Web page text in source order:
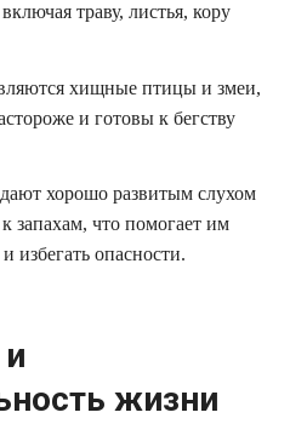
траву, листья, кору
хищные птицы и змеи,
и готовы к бегству
хорошо развитым слухом
запахам, что помогает им
избегать опасности.
жизни